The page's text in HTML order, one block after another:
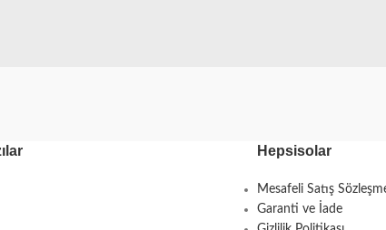
Hepsisolar
Mesafeli Satış
Garanti ve İade